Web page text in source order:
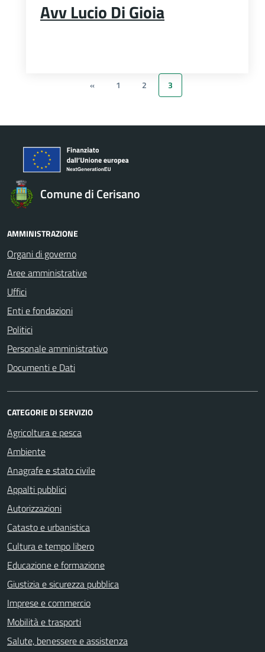
Avv Lucio Di Gioia
« 1 2 3
Comune di Cerisano
AMMINISTRAZIONE
Organi di governo
Aree amministrative
Uffici
Enti e fondazioni
Politici
Personale amministrativo
Documenti e Dati
CATEGORIE DI SERVIZIO
Agricoltura e pesca
Ambiente
Anagrafe e stato civile
Appalti pubblici
Autorizzazioni
Catasto e urbanistica
Cultura e tempo libero
Educazione e formazione
Giustizia e sicurezza pubblica
Imprese e commercio
Mobilità e trasporti
Salute, benessere e assistenza